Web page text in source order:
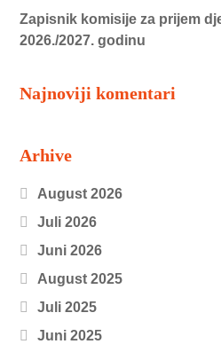
Zapisnik komisije za prijem
2026./2027. godinu
Najnoviji komentari
Arhive
August 2026
Juli 2026
Juni 2026
August 2025
Juli 2025
Juni 2025